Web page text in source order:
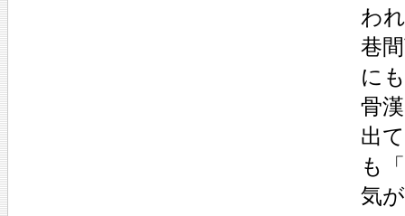
わ
巷
に
骨
出
も
気